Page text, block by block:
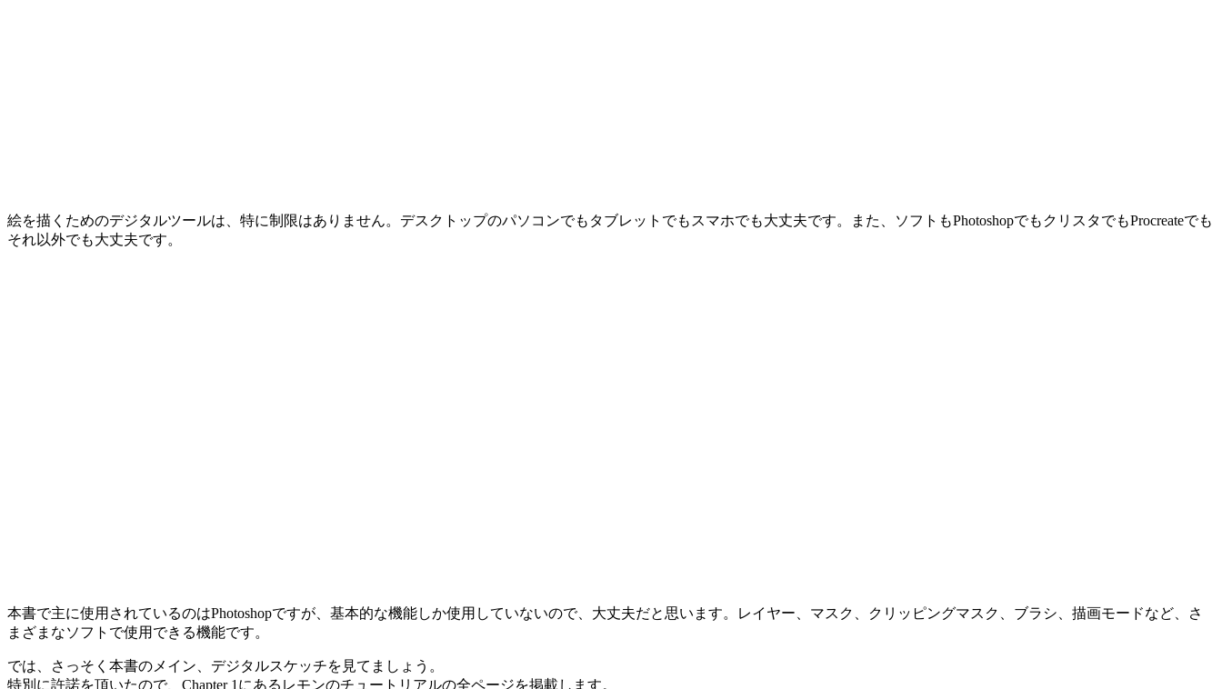
絵を描くためのデジタルツールは、特に制限はありません。デスクトップのパソコンでもタブレットでもスマホでも大丈夫です。また、ソフトもPhotoshopでもクリスタでもProcreateでも
それ以外でも大丈夫です。
本書で主に使用されているのはPhotoshopですが、基本的な機能しか使用していないので、大丈夫だと思います。レイヤー、マスク、クリッピングマスク、ブラシ、描画モードなど、さ
まざまなソフトで使用できる機能です。
では、さっそく本書のメイン、デジタルスケッチを見てましょう。
特別に許諾を頂いたので、Chapter 1にあるレモンのチュートリアルの全ページを掲載します。